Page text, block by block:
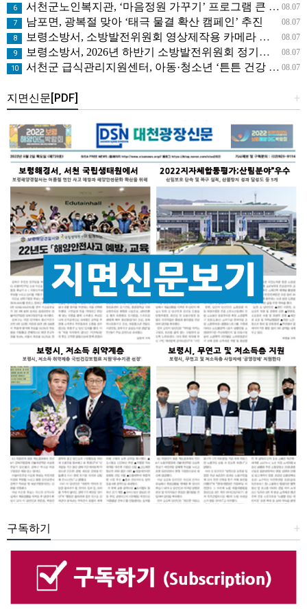
08.07
6 서천군노인복지관, ‘마음정원 가꾸기’ 프로그램 큰 호응
08.07
7 남포면, 광복절 맞아 ‘태극 물결 확산 캠페인’ 추진
08.07
8 보령소방서, 소방발전위원회 영상제작용 카메라 기탁으로 영상 홍보 역량 강화
08.07
9 보령소방서, 2026년 하반기 소방발전위원회 정기회의 개최
08.07
10 서천군 급식관리지원센터, 아동·청소년 ‘튼튼 건강 교실’ 운영
+
지면신문[PDF]
+
구독하기